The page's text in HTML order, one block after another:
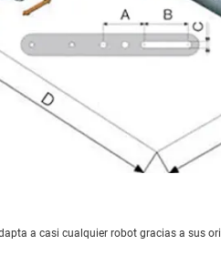
a casi cualquier robot gracias a sus